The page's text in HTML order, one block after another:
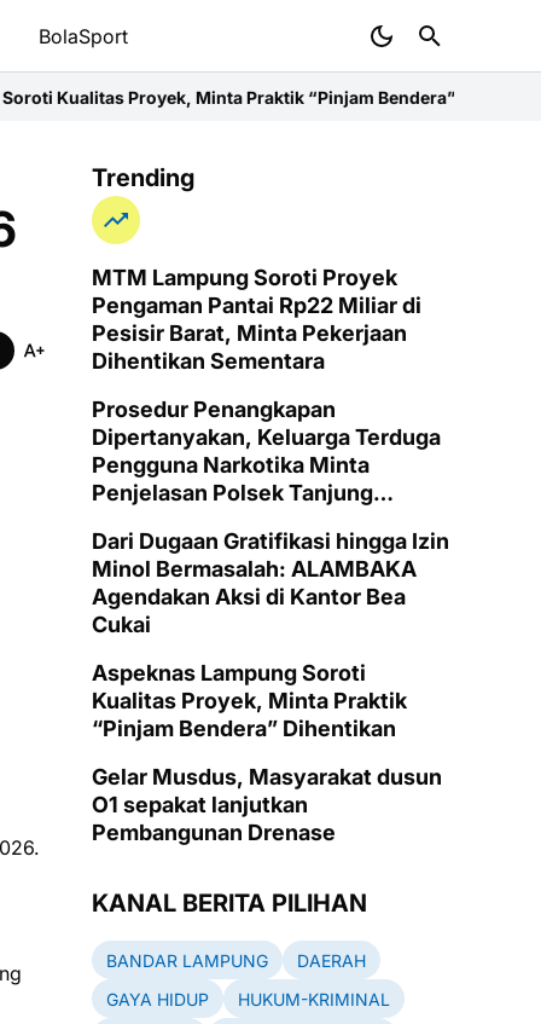
BolaSport
Minta Praktik “Pinjam Bendera” DihentikanPelayanan
Trending
MTM Lampung Soroti Proyek
Pengaman Pantai Rp22 Miliar di
Pesisir Barat, Minta Pekerjaan
Dihentikan Sementara
Prosedur Penangkapan
Dipertanyakan, Keluarga Terduga
Pengguna Narkotika Minta
Penjelasan Polsek Tanjung
Dari Dugaan Gratifikasi hingga Izin
Minol Bermasalah: ALAMBAKA
Agendakan Aksi di Kantor Bea
Cukai
Aspeknas Lampung Soroti
Kualitas Proyek, Minta Praktik
“Pinjam Bendera” Dihentikan
Gelar Musdus, Masyarakat dusun
O1 sepakat lanjutkan
Pembangunan Drenase
KANAL BERITA PILIHAN
BANDAR LAMPUNG
DAERAH
GAYA HIDUP
HUKUM-KRIMINAL